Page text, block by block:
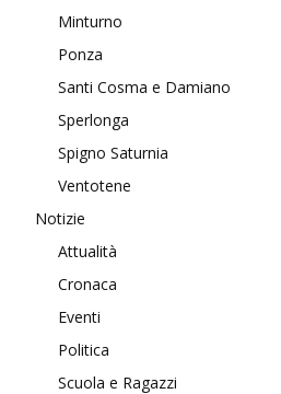
Minturno
Ponza
Santi Cosma e Damiano
Sperlonga
Spigno Saturnia
Ventotene
Notizie
Attualità
Cronaca
Eventi
Politica
Scuola e Ragazzi